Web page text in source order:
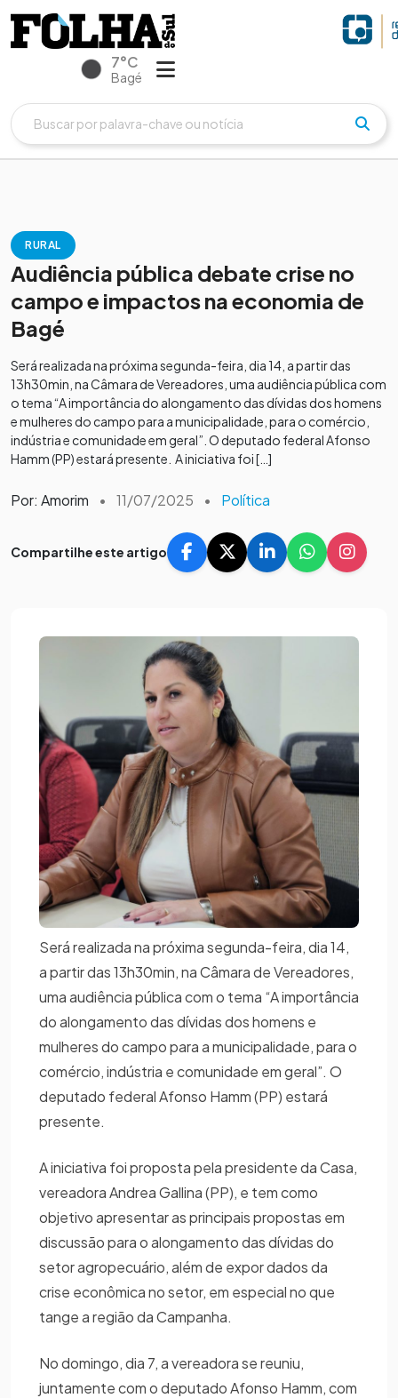
7°C
Bagé
RURAL
Audiência pública debate crise no
campo e impactos na economia de
Bagé
Será realizada na próxima segunda-feira, dia 14, a partir das
13h30min, na Câmara de Vereadores, uma audiência pública com
o tema “A importância do alongamento das dívidas dos homens
e mulheres do campo para a municipalidade, para o comércio,
indústria e comunidade em geral”. O deputado federal Afonso
Hamm (PP) estará presente. A iniciativa foi […]
Por: Amorim • 11/07/2025 • Política
Compartilhe este artigo
Será realizada na próxima segunda-feira, dia 14,
a partir das 13h30min, na Câmara de Vereadores,
uma audiência pública com o tema “A importância
do alongamento das dívidas dos homens e
mulheres do campo para a municipalidade, para o
comércio, indústria e comunidade em geral”. O
deputado federal Afonso Hamm (PP) estará
presente.
A iniciativa foi proposta pela presidente da Casa,
vereadora Andrea Gallina (PP), e tem como
objetivo apresentar as principais propostas em
discussão para o alongamento das dívidas do
setor agropecuário, além de expor dados da
crise econômica no setor, em especial no que
tange a região da Campanha.
No domingo, dia 7, a vereadora se reuniu,
juntamente com o deputado Afonso Hamm, com